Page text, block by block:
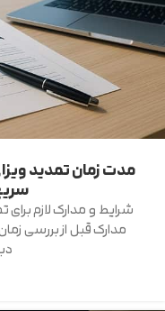
مدت زمان تمدید
شرایط و مدارک لازم
مدارک قبل از بررسی